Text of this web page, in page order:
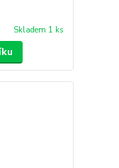
Skladem 1 ks